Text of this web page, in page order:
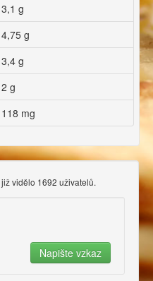
3,1 g
4,75 g
3,4 g
2 g
118 mg
již vidělo 1692 uživatelů.